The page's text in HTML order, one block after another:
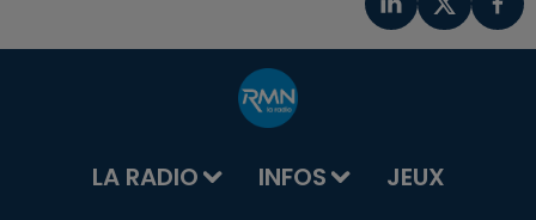
LA RADIO INFOS
JEUX